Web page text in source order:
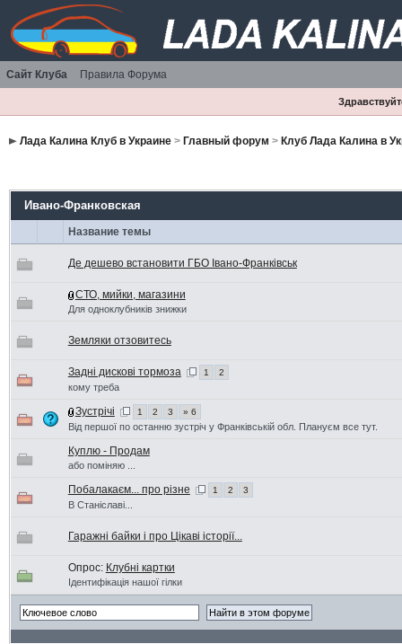
Сайт Клуба Правила Форума
Лада Калина Клуб в Украине> Главный форум > Клуб Лада Калина в
Ивано-Франковская
Название темы
Де дешево встановити ГБО Івано-Франківськ
СТО, мийки, магазини
Для одноклубників знижки
Земляки отзовитесь
Задні дискові тормоза 1 2
кому треба
Зустрічі 1 2 3 » 6
Від першої по останню зустріч у Франківській обл. Плануєм все тут.
Куплю - Продам
або поміняю ...
Побалакаєм... про різне 1 2 3
В Станіславі...
Гаражні байки і про Цікаві історії...
Опрос: Клубні картки
Ідентифікація нашої гілки